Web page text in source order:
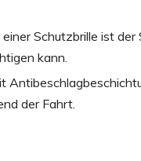
Schutzbrille ist
kann.
der Fahrt.